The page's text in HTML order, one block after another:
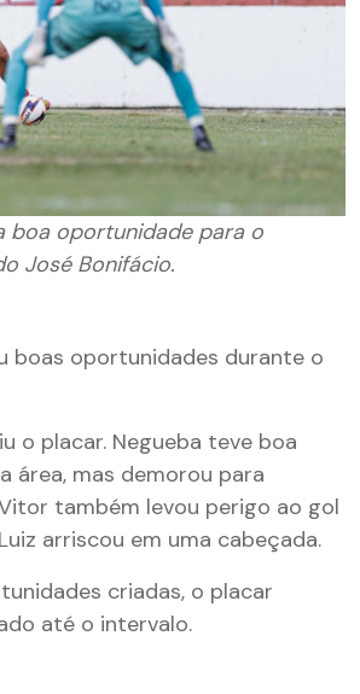
boa oportunidade para o
José Bonifácio.
boas oportunidades durante o
o placar. Negueba teve boa
área, mas demorou para
também levou perigo ao gol
arriscou em uma cabeçada.
criadas, o placar
até o intervalo.